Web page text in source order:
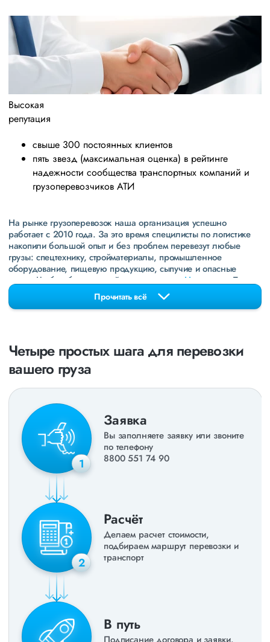
Высокая
репутация
свыше 300 постоянных клиентов
пять звезд (максимальная оценка) в рейтинге
надежности сообщества транспортных компаний и
грузоперевозчиков АТИ
На рынке грузоперевозок наша организация успешно
работает с 2010 года. За это время специлисты по логистике
накопили большой опыт и без проблем перевезут любые
грузы: спецтехнику, стройматериалы, промышленное
оборудование, пищевую продукцию, сыпучие и опасные
грузы. Чтобы убедиться зайдите в раздел
«Наш опыт»
. Там
свежие примеры перевозок, которые обновляются несколько
раз в неделю. Также недавно мы запустили новые
направления вДНРиЛНР. Предоставляем все стандартные
экспедирование. За каждым клиентом закреплен менеджер,
который сообщит о текущем статусе вашего груза. Чтобы
получить коммерческое предложение заполните форму на
РФ).
Прочитать всё
Четыре простых шага для перевозки
вашего груза
1
Заявка
Вы заполняете заявку или звоните
по телефону
8800 551 74 90
2
Расчёт
Делаем расчет стоимости,
подбираем маршрут перевозки и
транспорт
В путь